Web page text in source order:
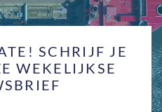
SCHRIJF JE
WEKELIJKSE